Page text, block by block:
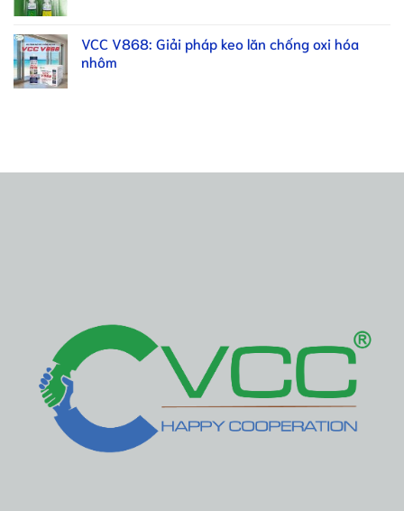
VCC V868: Giải pháp keo lăn chống oxi hóa
nhôm